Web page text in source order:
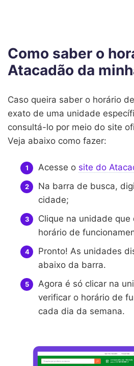
Como saber o
Atacadão da
Caso queira saber o horário
exato de uma unidade
consultá-lo por meio do site
Veja abaixo como fazer:
Acesse o site do
Na barra de busca,
cidade;
Clique na unidade
horário de
Pronto! As unidades
abaixo da barra.
Agora é só clicar na
verificar o horário de
cada dia da semana.